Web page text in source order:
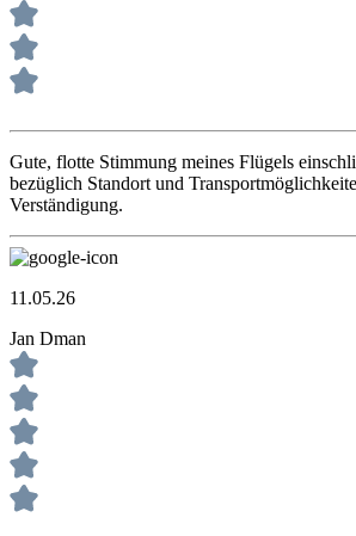
Gute, flotte Stimmung meines Flügels
bezüglich Standort und
Verständigung.
11.05.26
Jan Dman